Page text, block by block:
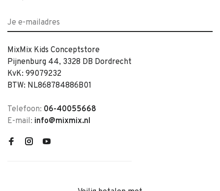
MixMix Kids Conceptstore
Pijnenburg 44, 3328 DB Dordrecht
KvK: 99079232
BTW: NL868784886B01
Telefoon: 06-40055668
E-mail: info@mixmix.nl